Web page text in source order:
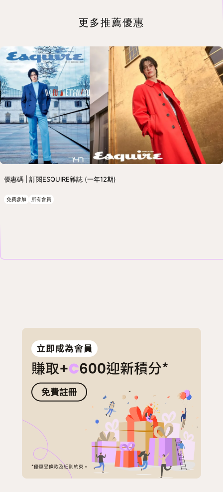
更多推薦優惠
優惠碼 | 訂閱ESQUIRE雜誌 (一年12期)
免費參加 所有會員